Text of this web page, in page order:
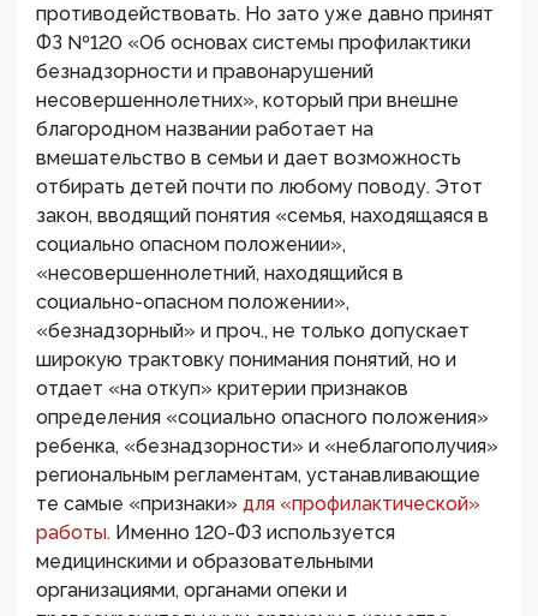
противодействовать. Но зато уже давно принят
ФЗ №120 «Об основах системы профилактики
безнадзорности и правонарушений
несовершеннолетних», который при внешне
благородном названии работает на
вмешательство в семьи и дает возможность
отбирать детей почти по любому поводу. Этот
закон, вводящий понятия «семья, находящаяся в
социально опасном положении»,
«несовершеннолетний, находящийся в
социально-опасном положении»,
«безнадзорный» и проч., не только допускает
широкую трактовку понимания понятий, но и
отдает «на откуп» критерии признаков
определения «социально опасного положения»
ребенка, «безнадзорности» и «неблагополучия»
региональным регламентам, устанавливающие
те самые «признаки» для «профилактической»
работы. Именно 120-ФЗ используется
медицинскими и образовательными
организациями, органами опеки и